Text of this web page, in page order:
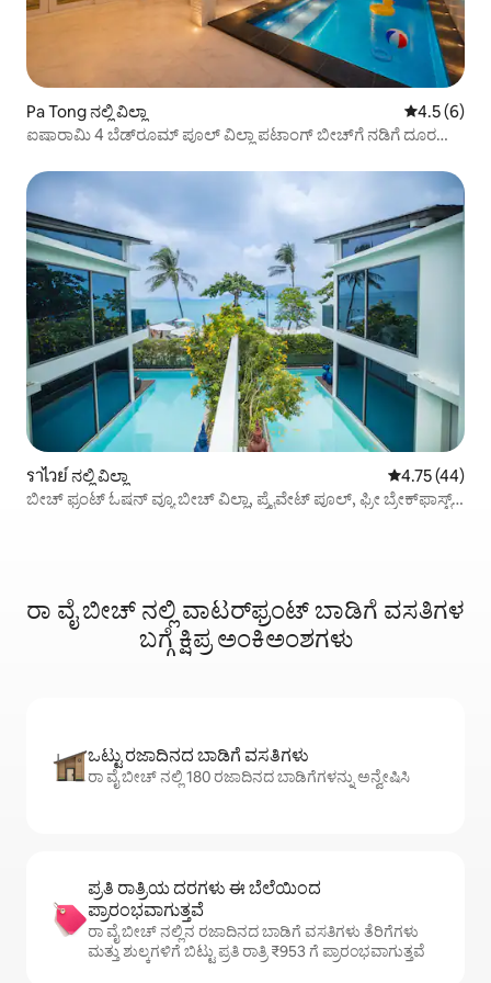
Pa Tong ನಲ್ಲಿ ವಿಲ್ಲಾ 5 ರಲ್ಲಿ 4.5
4.5 (6)
ಐಷಾರಾಮಿ 4 ಬೆಡ್‌ರೂಮ್ ಪೂಲ್ ವಿಲ್ಲಾ ಪಟಾಂಗ್ ಬೀಚ್‌ಗೆ ನಡಿಗೆ ದೂರ
ราไวย์ ನಲ್ಲಿ ವಿಲ್ಲಾ 5 ರಲ್ಲಿ 4.75
4.75 (44)
ಬೀಚ್ ಫ್ರಂಟ್ ಓಷನ್ ವ್ಯೂ ಬೀಚ್ ವಿಲ್ಲಾ, ಪ್ರೈವೇಟ್ ಪೂಲ್, ಫ್ರೀ ಬ್ರೇಕ್‌ಫಾಸ್ಟ್,
ರಾ ವೈ ಬೀಚ್ ನಲ್ಲಿ ವಾಟರ್‌ಫ್ರಂಟ್‌ ಬಾಡಿಗೆ ವಸತಿಗಳ
ಬಗ್ಗೆ ಕ್ಷಿಪ್ರ ಅಂಕಿಅಂಶಗಳು
ಒಟ್ಟು ರಜಾದಿನದ ಬಾಡಿಗೆ ವಸತಿಗಳು
ರಾ ವೈ ಬೀಚ್ ನಲ್ಲಿ 180 ರಜಾದಿನದ ಬಾಡಿಗೆಗಳನ್ನು ಅನ್ವೇಷಿಸಿ
ಪ್ರತಿ ರಾತ್ರಿಯ ದರಗಳು ಈ ಬೆಲೆಯಿಂದ
ಪ್ರಾರಂಭವಾಗುತ್ತವೆ
ರಾ ವೈ ಬೀಚ್ ನಲ್ಲಿನ ರಜಾದಿನದ ಬಾಡಿಗೆ ವಸತಿಗಳು ತೆರಿಗೆಗಳು
ಮತ್ತು ಶುಲ್ಕಗಳಿಗೆ ಬಿಟ್ಟು ಪ್ರತಿ ರಾತ್ರಿ ₹953 ಗೆ ಪ್ರಾರಂಭವಾಗುತ್ತವೆ